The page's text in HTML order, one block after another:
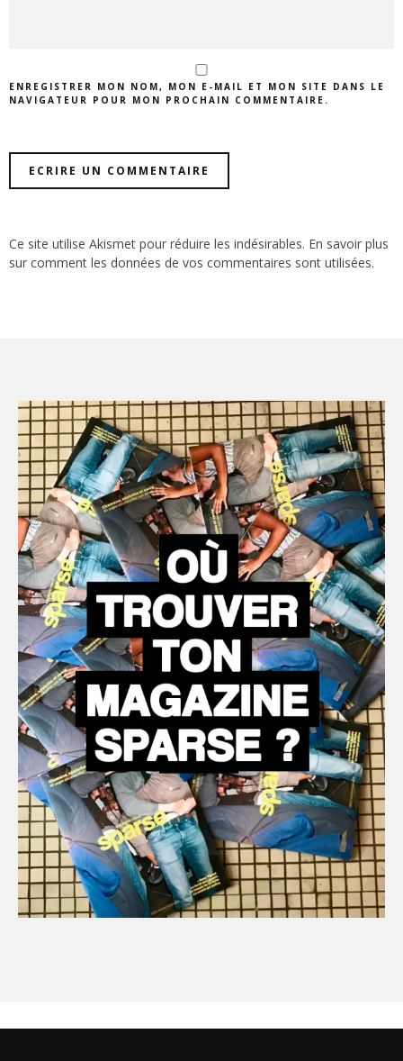
ENREGISTRER MON NOM, MON E-MAIL ET MON SITE DANS LE
NAVIGATEUR POUR MON PROCHAIN COMMENTAIRE.
Ce site utilise Akismet pour réduire les indésirables. En savoir plus
sur comment les données de vos commentaires sont utilisées.